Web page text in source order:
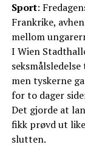
Sport:
Frankrike,
mellom
I Wien
men tyskerne
for to dager
Det gjorde at
fikk prøvd ut
slutten.